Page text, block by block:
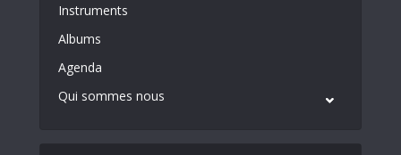
Instruments
Albums
Agenda
Qui sommes nous